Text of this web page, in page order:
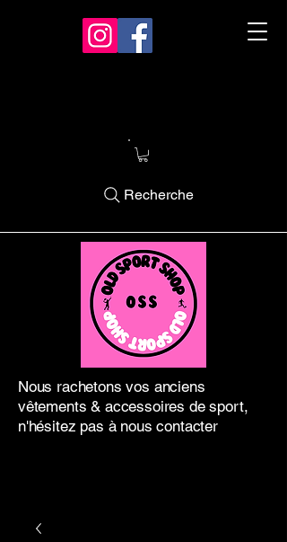
Nous rachetons vos anciens
vêtements & accessoires de sport,
n'hésitez pas à nous contacter
Recherche